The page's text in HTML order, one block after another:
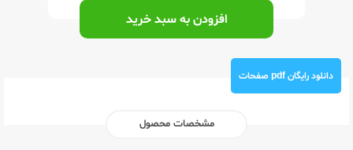
افزودن به سبد خرید
دانلود رایگان pdf صفحات
مشخصات محصول